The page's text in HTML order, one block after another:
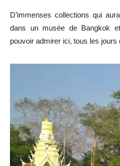
D’immenses collections qui
dans un musée de Bangkok
pouvoir admirer ici, tous les jours